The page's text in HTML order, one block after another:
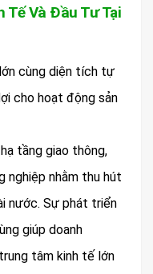
Tế Và Đầu Tư Tại
cùng diện tích tự
cho hoạt động sản
tầng giao thông,
nghiệp nhằm thu hút
nước. Sự phát triển
giúp doanh
tâm kinh tế lớn